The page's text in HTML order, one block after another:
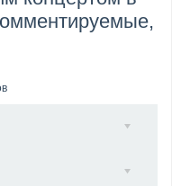
новую волну участ...